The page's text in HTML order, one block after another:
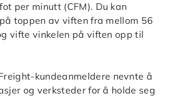
per minutt (CFM). Du kan
toppen av viften fra mellom 56
vifte vinkelen på viften opp til
kundeanmeldere nevnte å
og verksteder for å holde seg